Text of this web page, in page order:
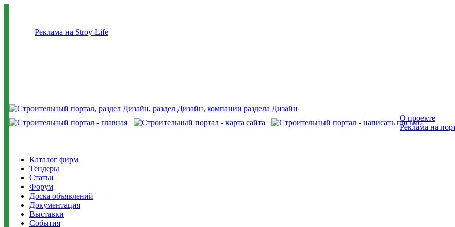
Реклама на Stroy-Life
О проекте
Реклама на
Каталог фирм
Тендеры
Статьи
Форум
Доска объявлений
Документация
Выставки
События